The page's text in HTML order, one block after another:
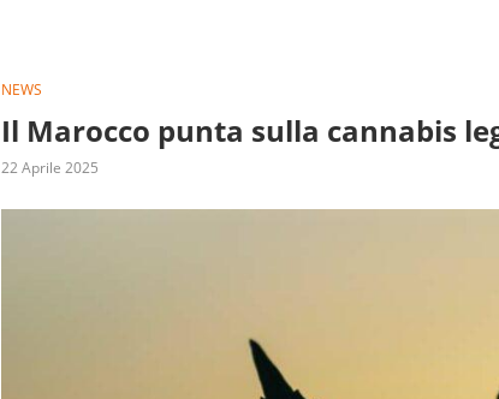
NEWS
Il Marocco punta sulla cannabis
22 Aprile 2025